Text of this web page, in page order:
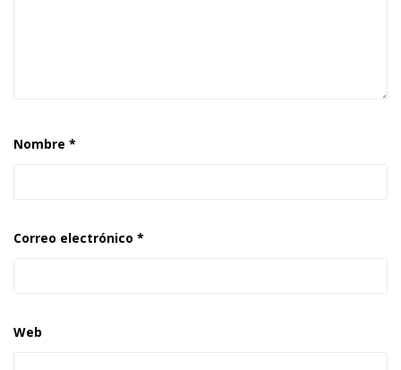
Nombre *
Correo electrónico *
Web